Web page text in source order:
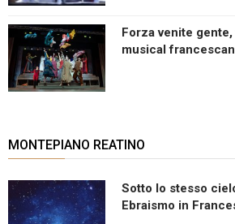
Forza venite
musical
MONTEPIANO REATINO
Sotto lo stesso
Ebraismo in